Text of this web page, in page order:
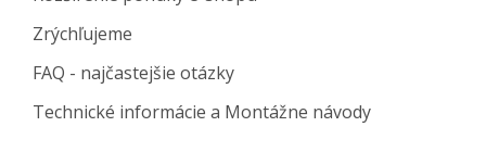
Zrýchľujeme
FAQ - najčastejšie otázky
Technické informácie a Montážne návody